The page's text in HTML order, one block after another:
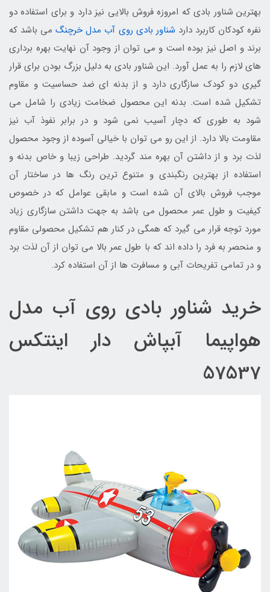
بهترین شناور بادی که امروزه فروش بالایی نیز دارد و برای استفاده دو
نفره کودکان کاربرد دارد شناور بادی روی آب مدل خرچنگمی باشد که
برند و اصل نیز بوده است و می توان از وجود آن نهایت بهره برداری
های لازم را به عمل آورد. این شناور بادی به دلیل بزرگ بودن برای قرار
گیری دو کودک سازگاری دارد و از بدنه ای ضد حساسیت و مقاوم
تشکیل شده است. بدنه این محصول ضخامت زیادی را شامل می
شود به طوری که دچار آسیب نمی شود و در برابر نفوذ آب نیز
مقاومت بالا دارد. از این رو می توان با خیالی آسوده از وجود محصول
لذت برد و از داشتن آن بهره مند گردید. طراحی زیبا و خاص بدنه و
استفاده از بهترین رنگبندی و متنوع ترین رنگ ها در ساختار آن
موجب فروش بالای آن شده است و مابقی عوامل که در خصوص
کیفیت و طول عمر محصول می باشد به جهت داشتن سازگاری زیاد
مورد توجه قرار می گیرد که همگی در کنار هم تشکیل محصولی مقاوم
و منحصر به فرد را داده اند که با طول عمر بالا می توان از آن لذت برد
و در تمامی تفریحات آبی و مسافرت ها از آن استفاده کرد.
خرید شناور بادی روی آب مدل
هواپیما آبپاش دار اینتکس
57537